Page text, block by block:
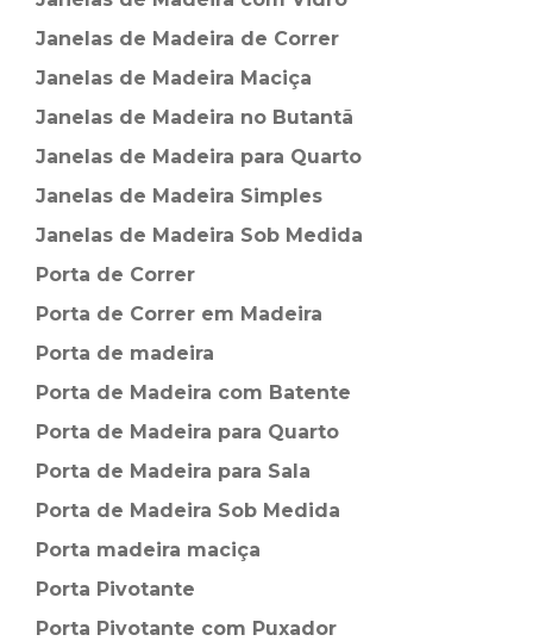
Janelas de Madeira de Correr
Janelas de Madeira Maciça
Janelas de Madeira no Butantã
Janelas de Madeira para Quarto
Janelas de Madeira Simples
Janelas de Madeira Sob Medida
Porta de Correr
Porta de Correr em Madeira
Porta de madeira
Porta de Madeira com Batente
Porta de Madeira para Quarto
Porta de Madeira para Sala
Porta de Madeira Sob Medida
Porta madeira maciça
Porta Pivotante
Porta Pivotante com Puxador